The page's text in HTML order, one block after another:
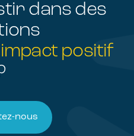
dans des
impact positif
nous